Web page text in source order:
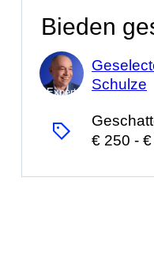
Bieden
Expert
Schulze
€ 250 -